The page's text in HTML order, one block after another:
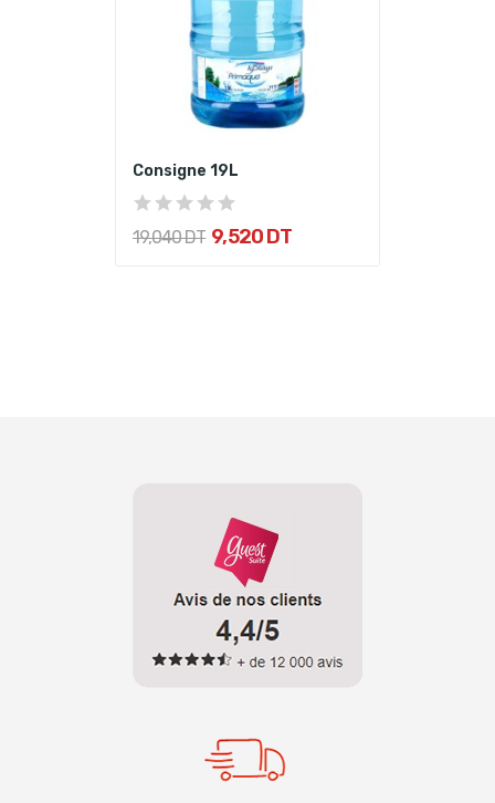
Consigne 19L
19,040 DT 9,520 DT